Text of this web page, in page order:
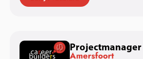
Projectmanager
Amersfoort